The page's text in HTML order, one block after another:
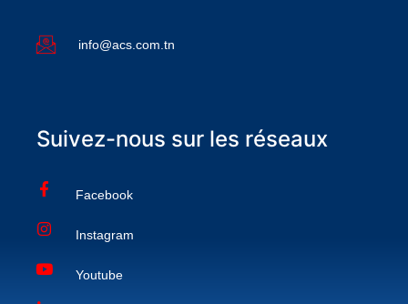
info@acs.com.tn
Suivez-nous sur les réseaux
Facebook
Instagram
Youtube